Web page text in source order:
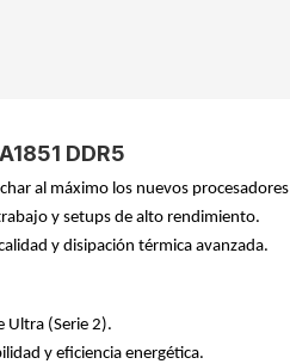
DDR5
al máximo los nuevos procesadores
y setups de alto rendimiento.
y disipación térmica avanzada.
Ultra (Serie 2).
y eficiencia energética.